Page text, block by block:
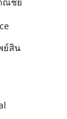
ย์สิน